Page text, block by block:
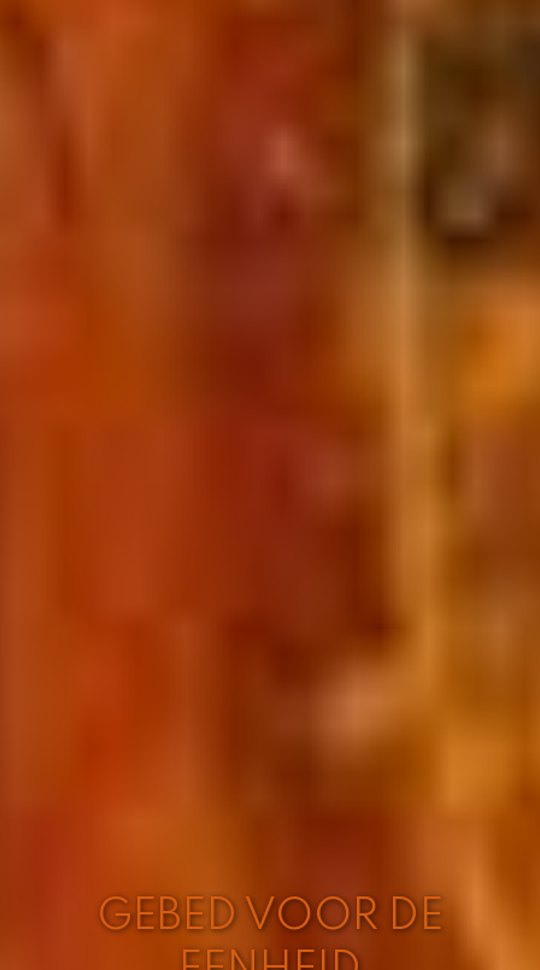
GEBED VOOR DE